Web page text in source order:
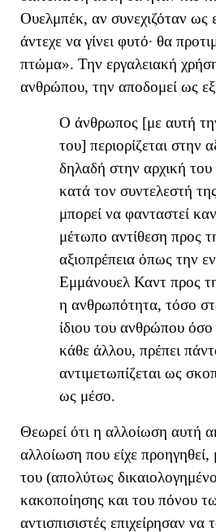
Ουελμπέκ, αν συνεχιζόταν ως
άντεχε να γίνει φυτό· θα
πτώμα». Την εργαλειακή
ανθρώπου, την αποδομεί ως
Ο άνθρωπος [με αυτή
του] περιορίζεται στην
δηλαδή στην αρχική του
κατά τον συντελεστή
μπορεί να φανταστεί
μέτωπο αντίθεση προς
αξιοπρέπεια όπως την
Εμμάνουελ Καντ προς
η ανθρωπότητα, τόσο
ίδιου του ανθρώπου
κάθε άλλου, πρέπει
αντιμετωπίζεται ως
ως μέσο.
Θεωρεί ότι η αλλοίωση αυτή
αλλοίωση που είχε προηγηθεί,
του (απολύτως
κακοποίησης και του πόνου
αντισπισιστές επιχείρησαν να